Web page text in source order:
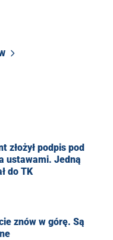
złożył podpis pod
ustawami. Jedną
do TK
znów w górę. Są